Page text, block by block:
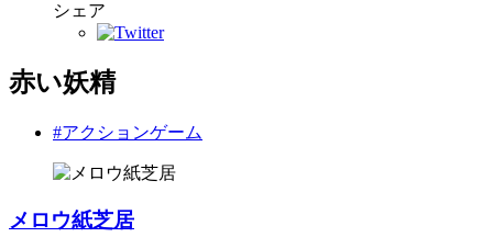
シェア
赤い妖精
#アクションゲーム
メロウ紙芝居